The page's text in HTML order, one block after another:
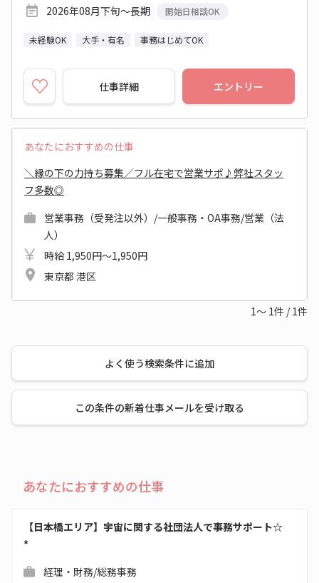
2026年08月下旬～長期
開始日相談OK
未経験OK 大手・有名 事務はじめてOK
仕事詳細 エントリー
あなたにおすすめの仕事
＼縁の下の力持ち募集／フル在宅で営業サポ♪弊社スタッ
フ多数◎
営業事務（受発注以外）/一般事務・OA事務/営業（法
人）
時給 1,950円～1,950円
東京都 港区
1～ 1件 / 1件
よく使う検索条件に追加
この条件の新着仕事メールを受け取る
あなたにおすすめの仕事
【日本橋エリア】宇宙に関する社団法人で事務サポート☆
*
経理・財務/総務事務